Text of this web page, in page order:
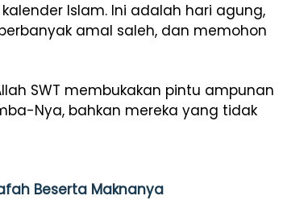
Islam. Ini adalah hari agung,
amal saleh, dan memohon
SWT membukakan pintu ampunan
Nya, bahkan mereka yang tidak
Beserta Maknanya